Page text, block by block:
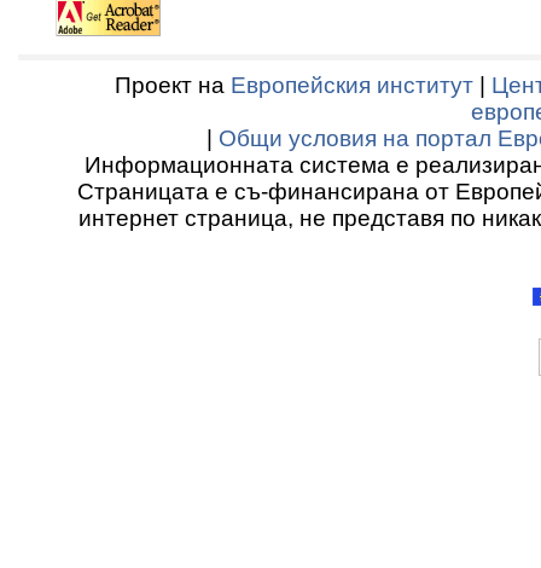
Проект на Европейския институт
Общи условия на портал
Информационната система е
Страницата е съ-финансирана от
интернет страница, не представя по